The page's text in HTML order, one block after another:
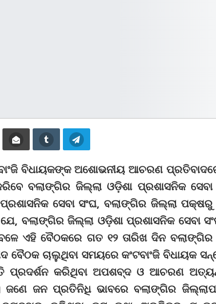
ବିଧାୟକଙ୍କ ଅଶୋଭନୀୟ ଆଚରଣ
ବଲାଙ୍ଗିର ଜିଲ୍ଲା ଓଡ଼ିଶା ପ୍ରଶାସନିକ
ପ୍ରଶାସନିକ ସେବା ସଂଘ, ବଲାଙ୍ଗିର ଜିଲ୍ଲା
ଯେ, ବଲାଙ୍ଗିର ଜିଲ୍ଲା ଓଡ଼ିଶା ପ୍ରଶାସନିକ ସେବା
ଏହି ବୈଠକରେ ଗତ ୧୨ ତାରିଖ ଦିନ
ଚାଲୁଥିବା ସମୟରେ କଂଟବାଂଜି ବିଧାୟକ
ପ୍ରଦର୍ଶନ କରିଥିବା ଅପଶବ୍ଦ ଓ ଆଚରଣ
ଜନ ପ୍ରତିନିଧି ଭାବରେ ବଲାଙ୍ଗିର